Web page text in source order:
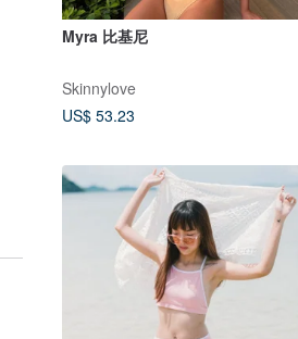
Myra 比基尼
Skinnylove
US$ 53.23